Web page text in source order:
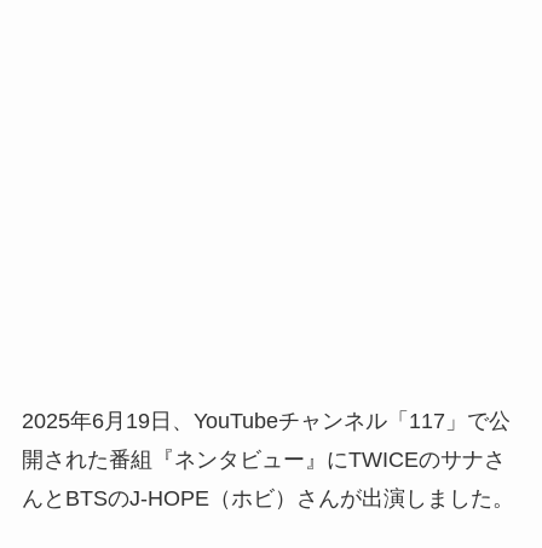
2025年6月19日、YouTubeチャンネル「117」で公
開された番組『ネンタビュー』にTWICEのサナさ
んとBTSのJ-HOPE（ホビ）さんが出演しました。